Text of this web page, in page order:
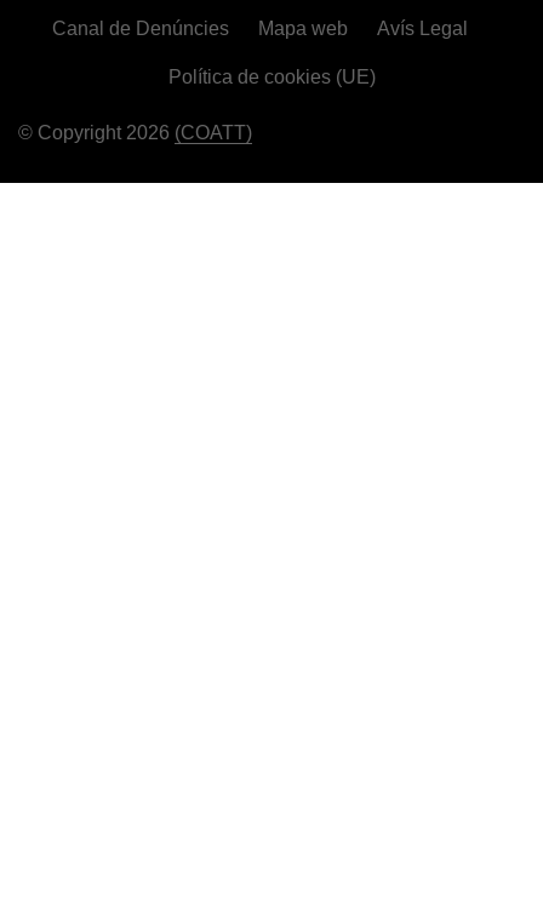
© Copyright 2026 (COATT)
Canal de Denúncies Mapa web Avís Legal
Política de cookies (UE)